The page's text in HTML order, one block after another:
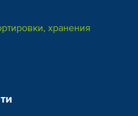
хранения